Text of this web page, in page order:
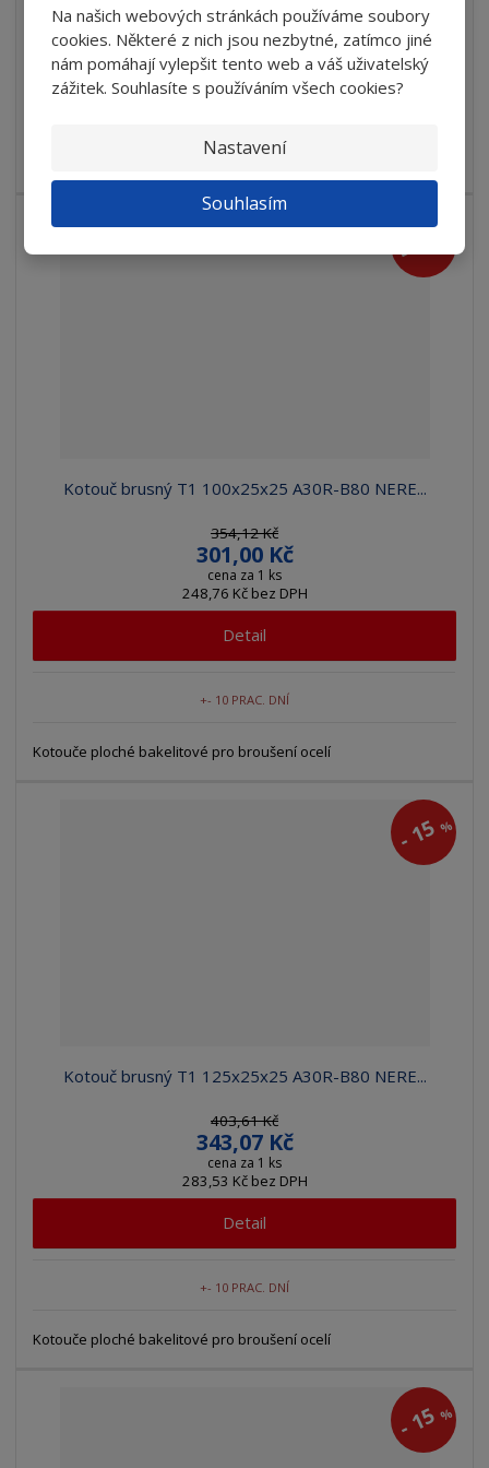
Na našich webových stránkách používáme soubory
cookies. Některé z nich jsou nezbytné, zatímco jiné
nám pomáhají vylepšit tento web a váš uživatelský
zážitek. Souhlasíte s používáním všech cookies?
Nastavení
Souhlasím
222,06 Kč bez DPH
Detail
-
Kotouč brusný T1 100x25x25 A30R-B80 NERE...
354,12 Kč
301,00 Kč
cena za 1 ks
248,76 Kč bez DPH
Detail
+- 10 PRAC. DNÍ
Kotouče ploché bakelitové pro broušení ocelí
-15%
Kotouč brusný T1 125x25x25 A30R-B80 NERE...
403,61 Kč
343,07 Kč
cena za 1 ks
283,53 Kč bez DPH
Detail
+- 10 PRAC. DNÍ
Kotouče ploché bakelitové pro broušení ocelí
-15%